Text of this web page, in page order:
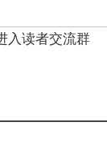
入读者交流群